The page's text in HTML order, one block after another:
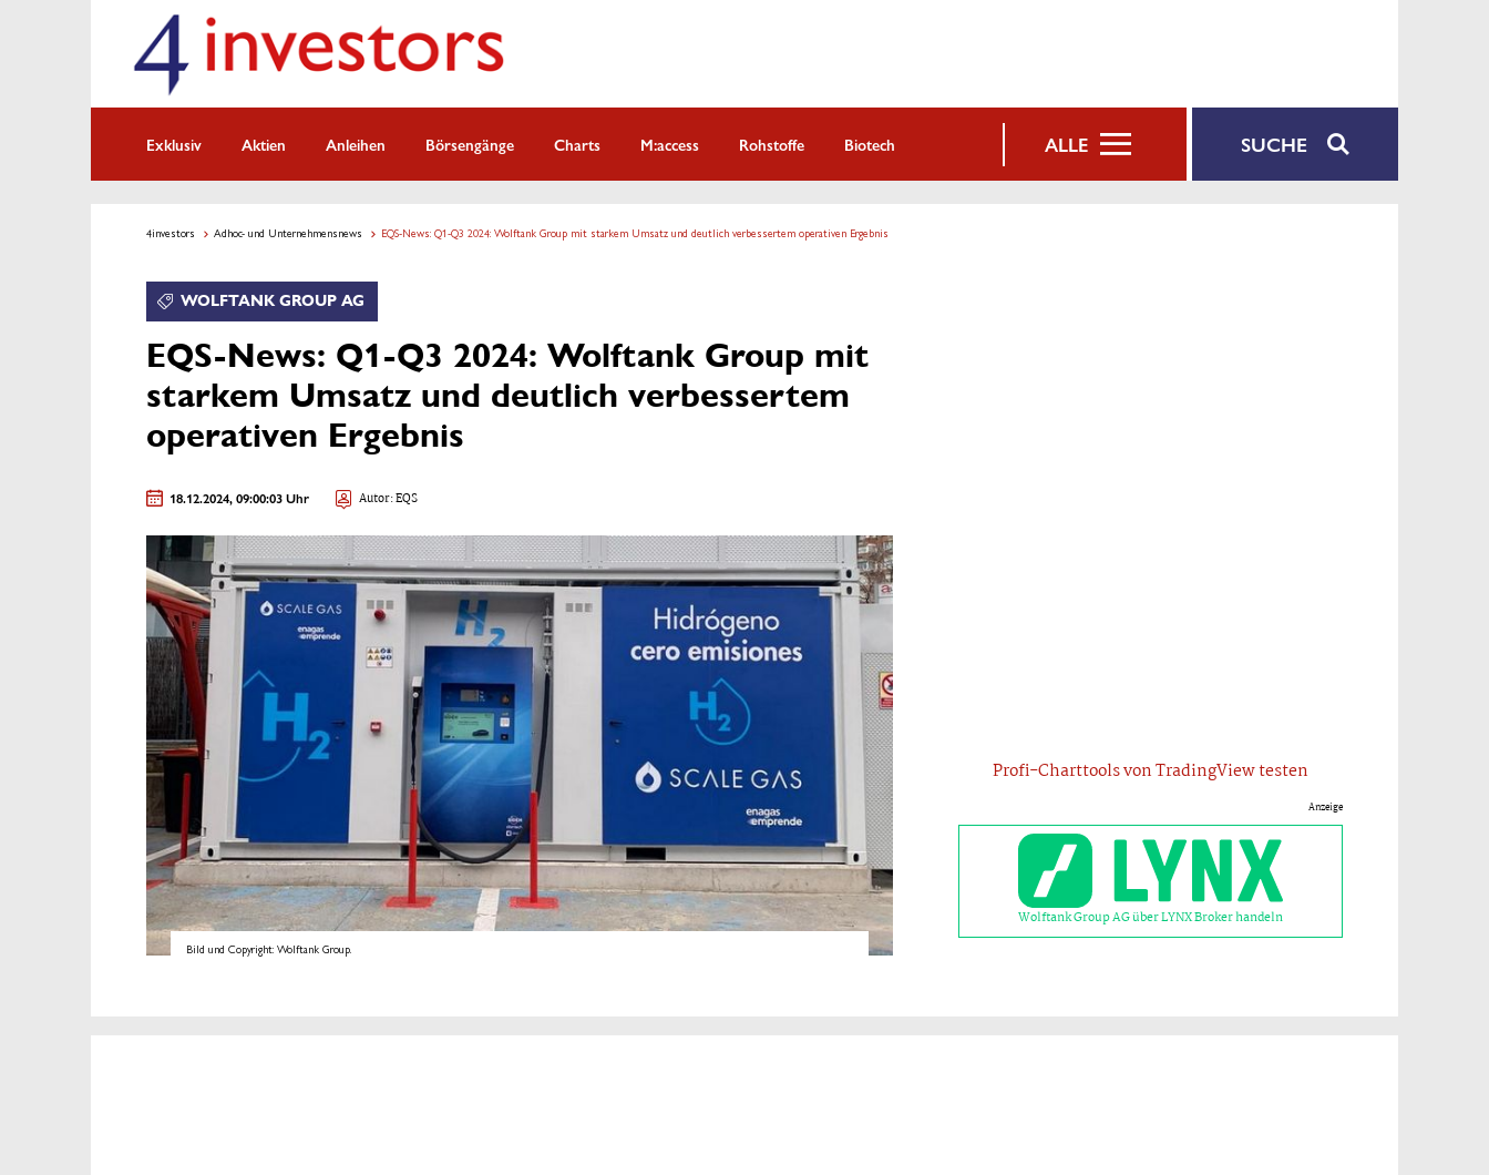
SUCHE
ALLE
Exklusiv Aktien Anleihen Börsengänge Charts M:access Rohstoffe Biotech
4investors Adhoc- und Unternehmensnews EQS-News: Q1-Q3 2024: Wolftank Group mit starkem Umsatz und deutlich verbessertem operativen Ergebnis
WOLFTANK GROUP AG
EQS-News: Q1-Q3 2024: Wolftank Group mit
starkem Umsatz und deutlich verbessertem
operativen Ergebnis
18.12.2024, 09:00:03 Uhr Autor: EQS
Bild und Copyright: Wolftank Group.
Profi-Charttools von TradingView testen
Anzeige
Wolftank Group AG über LYNX Broker handeln